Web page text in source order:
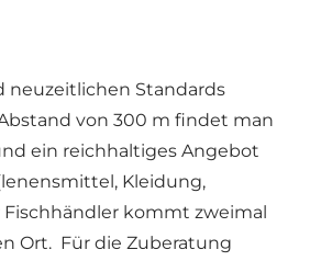
neuzeitlichen Standards
von 300 m findet man
ein reichhaltiges Angebot
Kleidung,
kommt zweimal
Ort. Für die Zuberatung